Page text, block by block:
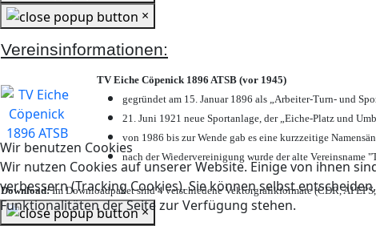
Wir benutzen Cookies
Wir nutzen Cookies auf unserer Website. Einige von ihnen
verbessern (Tracking Cookies). Sie können selbst
Funktionalitäten der Seite zur Verfügung stehen.
×
Vereinsinformationen:
TV Eiche Cöpenick 1896 ATSB (vor 1945)
gegründet am 15. Januar 1896 als „Arbeiter-Turn- und
21. Juni 1921 neue Sportanlage, der „Eiche-Platz und
von 1986 bis zur Wende gab es eine kurzzeitige
nach der Wiedervereinigung wurde der alte Vereinsname
Download:Im Downloadpaket sind 4 verschiedene Vektorgrafikformate (CDR, AI
×